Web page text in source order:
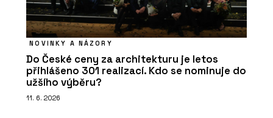
NOVINKY A NÁZORY
Do České ceny za architekturu je letos
přihlášeno 301 realizací. Kdo se nominuje do
užšího výběru?
11. 6. 2026